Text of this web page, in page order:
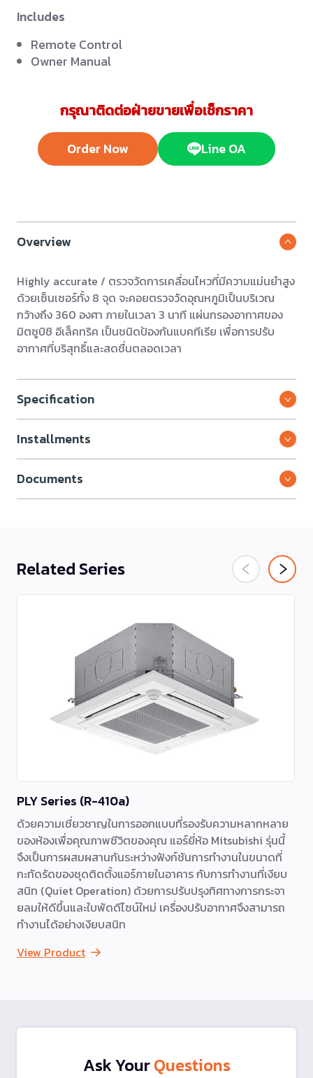
Includes
Remote Control
Owner Manual
กรุณาติดต่อฝ่ายขายเพื่อเช็กราคา
Order Now Line OA
Overview
Highly accurate / ตรวจวัดการเคลื่อนไหวที่มีความแม่นยำสูง
ด้วยเซ็นเซอร์ทั้ง 8 จุด จะคอยตรวจวัดอุณหภูมิเป็นบริเวณ
กว้างถึง 360 องศา ภายในเวลา 3 นาที แผ่นกรองอากาศของ
มิตซูบิชิ อีเล็คทริค เป็นชนิดป้องกันแบคทีเรีย เพื่อการปรับ
อากาศที่บริสุทธิ์และสดชื่นตลอดเวลา
Specification
Installments
Documents
Related Series
PLY Series (R-410a)
ด้วยความเชี่ยวชาญในการออกแบบที่รองรับความหลากหลาย
ของห้องเพื่อคุณภาพชีวิตของคุณ แอร์ยี่ห้อ Mitsubishi รุ่นนี้
จึงเป็นการผสมผสานกันระหว่างฟังก์ชันการทำงานในขนาดที่
กะทัดรัดของชุดติดตั้งแอร์ภายในอาคาร กับการทำงานที่เงียบ
สนิท (Quiet Operation) ด้วยการปรับปรุงทิศทางการกระจา
ยลมให้ดีขึ้นและใบพัดดีไซน์ใหม่ เครื่องปรับอากาศจึงสามารถ
ทำงานได้อย่างเงียบสนิท
View Product
Ask YourQuestions